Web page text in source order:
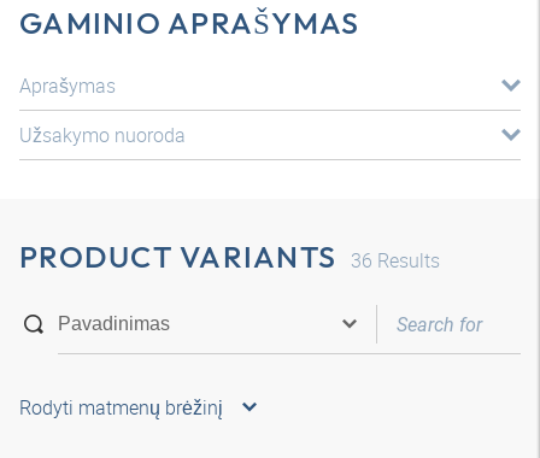
GAMINIO APRAŠYMAS
Aprašymas
Užsakymo nuoroda
PRODUCT VARIANTS 36 Results
Rodyti matmenų brėžinį